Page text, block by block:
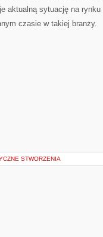
aktualną sytuację na
czasie w takiej branży.
STWORZENIA